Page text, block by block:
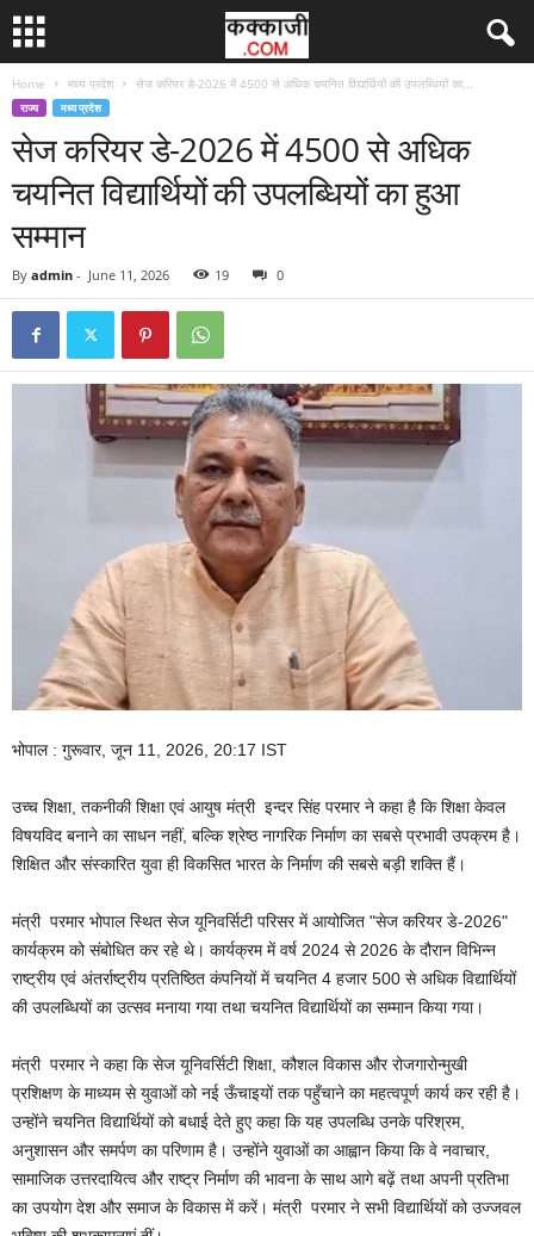
Home मध्य प्रदेश सेज करियर डे-2026 में 4500 से अधिक चयनित विद्यार्थियों की उपलब्धियों का...
राज्य मध्य प्रदेश
सेज करियर डे-2026 में 4500 से अधिक
चयनित विद्यार्थियों की उपलब्धियों का हुआ
सम्मान
By admin - June 11, 2026 19 0
भोपाल : गुरूवार, जून 11, 2026, 20:17 IST
उच्च शिक्षा, तकनीकी शिक्षा एवं आयुष मंत्री इन्दर सिंह परमार ने कहा है कि शिक्षा केवल
विषयविद बनाने का साधन नहीं, बल्कि श्रेष्ठ नागरिक निर्माण का सबसे प्रभावी उपक्रम है।
शिक्षित और संस्कारित युवा ही विकसित भारत के निर्माण की सबसे बड़ी शक्ति हैं।
मंत्री परमार भोपाल स्थित सेज यूनिवर्सिटी परिसर में आयोजित "सेज करियर डे-2026"
कार्यक्रम को संबोधित कर रहे थे। कार्यक्रम में वर्ष 2024 से 2026 के दौरान विभिन्न
राष्ट्रीय एवं अंतर्राष्ट्रीय प्रतिष्ठित कंपनियों में चयनित 4 हजार 500 से अधिक विद्यार्थियों
की उपलब्धियों का उत्सव मनाया गया तथा चयनित विद्यार्थियों का सम्मान किया गया।
मंत्री परमार ने कहा कि सेज यूनिवर्सिटी शिक्षा, कौशल विकास और रोजगारोन्मुखी
प्रशिक्षण के माध्यम से युवाओं को नई ऊँचाइयों तक पहुँचाने का महत्वपूर्ण कार्य कर रही है।
उन्होंने चयनित विद्यार्थियों को बधाई देते हुए कहा कि यह उपलब्धि उनके परिश्रम,
अनुशासन और समर्पण का परिणाम है। उन्होंने युवाओं का आह्वान किया कि वे नवाचार,
सामाजिक उत्तरदायित्व और राष्ट्र निर्माण की भावना के साथ आगे बढ़ें तथा अपनी प्रतिभा
का उपयोग देश और समाज के विकास में करें। मंत्री परमार ने सभी विद्यार्थियों को उज्जवल